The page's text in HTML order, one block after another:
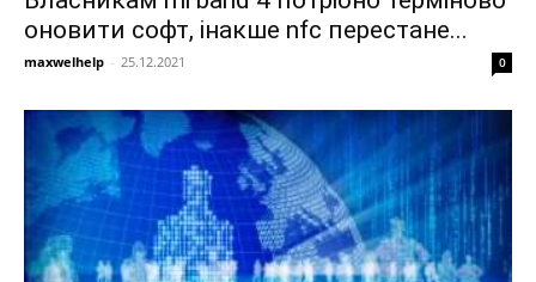
оновити софт, інакше nfc перестане...
maxwelhelp - 25.12.2021 0